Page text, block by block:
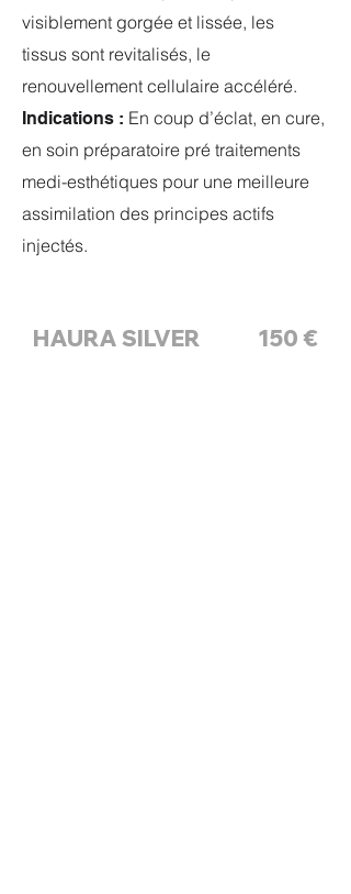
visiblement gorgée et lissée, les
tissus sont revitalisés, le
renouvellement cellulaire accéléré.
Indications : En coup d’éclat, en cure,
en soin préparatoire pré traitements
medi-esthétiques pour une meilleure
assimilation des principes actifs
injectés.
HAURA SILVER 150 €